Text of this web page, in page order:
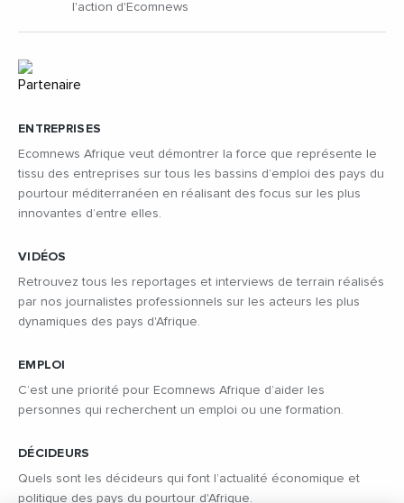
ENTREPRISES
Ecomnews Afrique veut démontrer la force que représente le
tissu des entreprises sur tous les bassins d’emploi des pays du
pourtour méditerranéen en réalisant des focus sur les plus
innovantes d’entre elles.
VIDÉOS
Retrouvez tous les reportages et interviews de terrain réalisés
par nos journalistes professionnels sur les acteurs les plus
dynamiques des pays d'Afrique.
EMPLOI
C’est une priorité pour Ecomnews Afrique d’aider les
personnes qui recherchent un emploi ou une formation.
DÉCIDEURS
Quels sont les décideurs qui font l’actualité économique et
politique des pays du pourtour d'Afrique.
l'action d'Ecomnews